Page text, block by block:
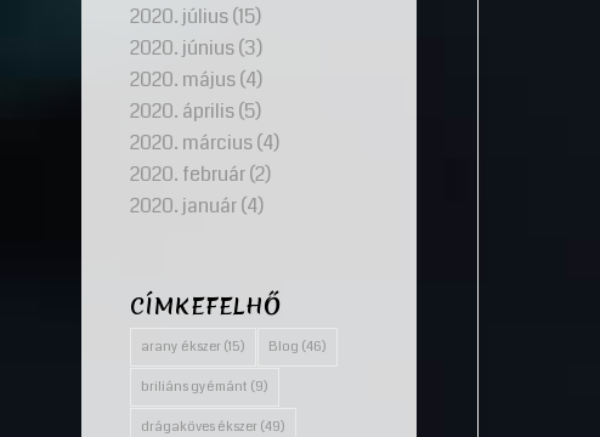
2020. július(15)
2020. június(3)
2020. május(4)
2020. április(5)
2020. március(4)
2020. február(2)
2020. január(4)
CÍMKEFELHŐ
arany ékszer (15) Blog (46)
briliáns gyémánt (9)
drágaköves ékszer (49)